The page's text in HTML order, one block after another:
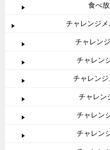
食べ
チャレンジ
チャレン
チャレン
チャレン
チャレン
チャレン
チャレン